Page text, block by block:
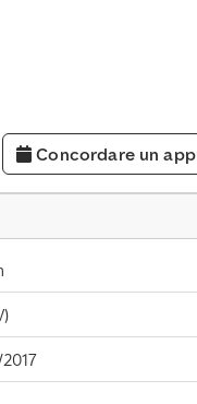
Concordare un